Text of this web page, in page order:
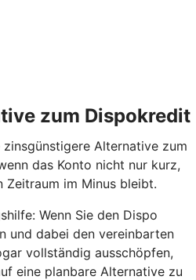
zum Dispokredit
Alternative zum
das Konto nicht nur kurz,
Zeitraum im Minus bleibt.
Wenn Sie den Dispo
und dabei den vereinbarten
vollständig ausschöpfen,
eine planbare Alternative zu